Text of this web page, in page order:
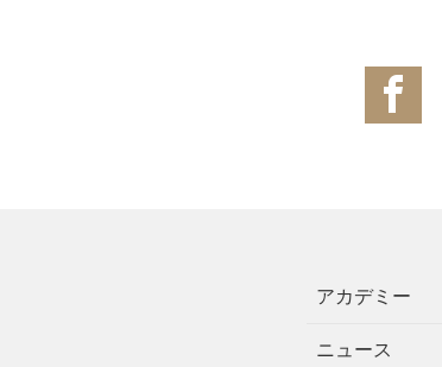
アカデミー
ニュース